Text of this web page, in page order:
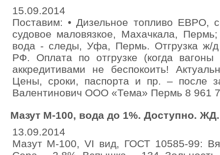
15.09.2014
Поставим: • Дизельное топливо ЕВРО,
судовое маловязкое, Махачкала,
вода - следы, Уфа, Пермь. Отгрузка ж/
РФ. Оплата по отгрузке (когда
аккредитивами не беспокоить!
Цены, сроки, паспорта и пр. – после
Валентинович ООО «Тема» Пермь 8 961
Мазут М-100, вода до 1%. Доступно.
13.09.2014
Мазут М-100, VI вид, ГОСТ 10585-99: